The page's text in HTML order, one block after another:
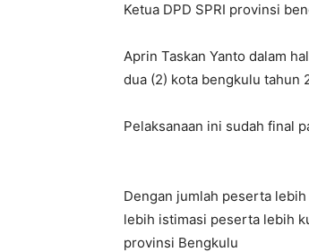
Ketua DPD SPRI provinsi
Aprin Taskan Yanto dalam
dua (2) kota bengkulu tahun
Pelaksanaan ini sudah final
Dengan jumlah peserta
lebih istimasi peserta lebih
provinsi Bengkulu